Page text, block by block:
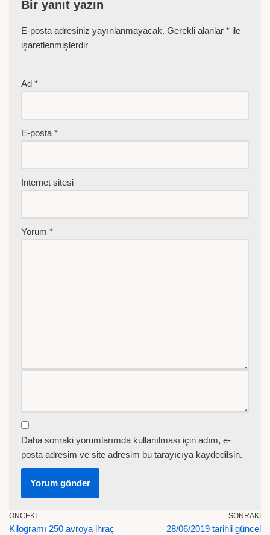
Bir yanıt yazın
E-posta adresiniz yayınlanmayacak. Gerekli alanlar * ile
işaretlenmişlerdir
Ad *
E-posta *
İnternet sitesi
Yorum *
Daha sonraki yorumlarımda kullanılması için adım, e-
posta adresim ve site adresim bu tarayıcıya kaydedilsin.
ÖNCEKI
Kilogramı 250 avroya ihraç
SONRAKI
28/06/2019 tarihli güncel